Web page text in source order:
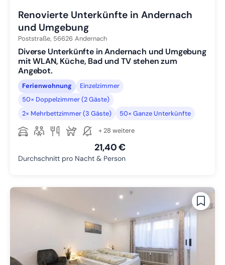
Renovierte Unterkünfte in Andernach
und Umgebung
Poststraße, 56626 Andernach
Diverse Unterkünfte in Andernach und Umgebung
mit WLAN, Küche, Bad und TV stehen zum
Angebot.
Ferienwohnung
Einzelzimmer
50× Doppelzimmer (2 Gäste)
2× Mehrbettzimmer (3 Gäste)
50× Ganze Unterkünfte
+ 28 weitere
21,40 €
Durchschnitt pro Nacht & Person